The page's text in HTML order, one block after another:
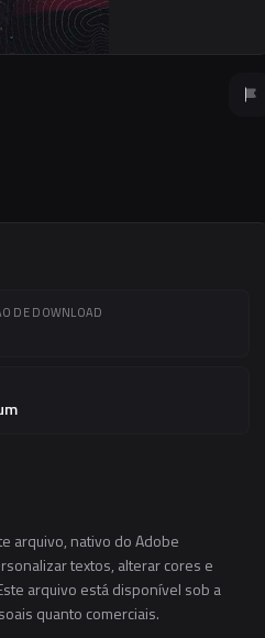
DE DOWNLOAD
arquivo, nativo do Adobe
textos, alterar cores e
arquivo está disponível sob a
quanto comerciais.